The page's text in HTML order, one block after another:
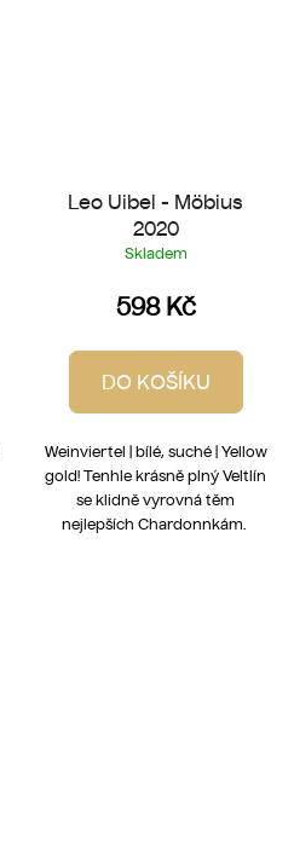
Leo Uibel - Möbius
2020
Skladem
598 Kč
DO KOŠÍKU
Weinviertel | bílé, suché | Yellow
gold! Tenhle krásně plný Veltlín
se klidně vyrovná těm
nejlepších Chardonnkám.